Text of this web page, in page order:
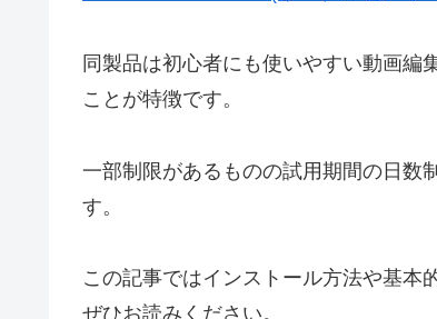
同製品は初心者にも使いやすい動画編
こと が特徴です。
一部制限があるものの試用期間の日数
す。
この記事ではインストール方法や基本
ぜひお読みください。